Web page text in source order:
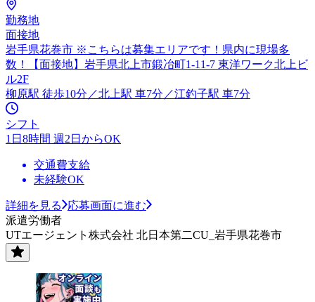
勤務地
面接地
岩手県花巻市 ※こちらは募集エリアです！県内に現場多
数！【面接地】岩手県北上市鍛冶町1-11-7 東洋ワーク北上ビ
ル2F
柳原駅 徒歩10分／北上駅 車7分／江釣子駅 車7分
シフト
1日8時間 週2日からOK
交通費支給
未経験OK
詳細を見る
応募画面に進む
派遣労働者
UTエージェント株式会社 北日本第二CU_岩手県花巻市